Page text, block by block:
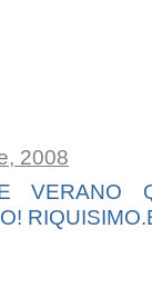
2008
VERANO